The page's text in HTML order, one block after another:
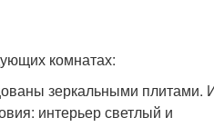
комнатах:
зеркальными плитами.
интерьер светлый и